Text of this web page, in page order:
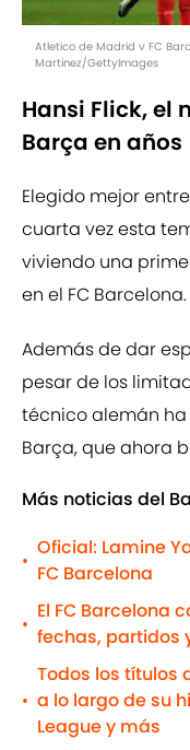
Atletico de Madrid v FC
Martinez/GettyImages
Hansi Flick, el
Barça en años
Elegido mejor
cuarta vez esta
viviendo una
en el FC Barcelona.
Además de dar
pesar de los
técnico alemán
Barça, que ahora
Más noticias del
•
Oficial: Lamine
FC Barcelona
•
El FC Barcelona
fechas, partidos
•
Todos los títulos
a lo largo de su
League y más